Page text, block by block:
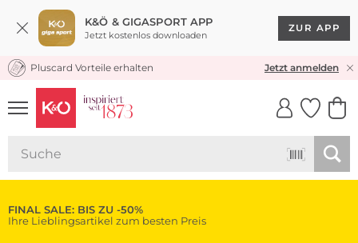
K&Ö & GIGASPORT APP
Jetzt kostenlos downloaden
ZUR APP
KOSTENLOSER VERSAND* & RÜCKVERSAND
Pluscard Vorteile erhalten Jetzt anmelden
UNSERE APP
CLICK &
FINAL SALE: BIS ZU -50%
Ihre Lieblingsartikel zum besten Preis